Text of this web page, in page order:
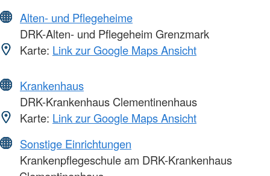
Alten- und Pflegeheime
DRK-Alten- und Pflegeheim Grenzmark
Karte: Link zur Google Maps Ansicht
Krankenhaus
DRK-Krankenhaus Clementinenhaus
Karte: Link zur Google Maps Ansicht
Sonstige Einrichtungen
Krankenpflegeschule am DRK-Krankenhaus